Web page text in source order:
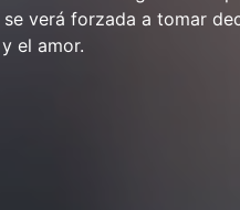
se verá forzada a tomar
el amor.